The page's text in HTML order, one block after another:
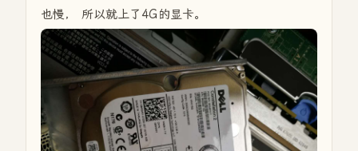
也慢， 所以就上了4G的显卡。